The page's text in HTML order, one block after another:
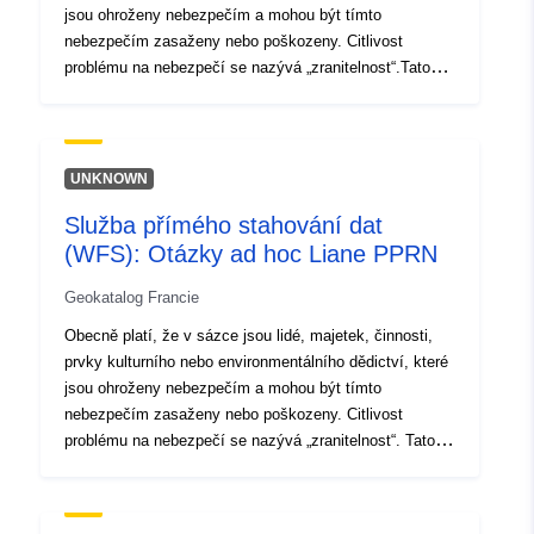
jsou ohroženy nebezpečím a mohou být tímto
nebezpečím zasaženy nebo poškozeny. Citlivost
problému na nebezpečí se nazývá „zranitelnost“.Tato
posouzení závisí na účelu RPP a jeho zranitelnosti vůči
zkoumaným rizikům. Problém PPR lze proto zvážit
nebezpečí. Tyto prvky tvoří základ znalostí o krajinném
pokryvu nezbytné pro rozvoj RPP, ve studijní oblasti
Údaje o těchto otázkách představují fotografii
(figenciální a ne vyčerpávající) majetku a osob
vystavených nebezpečí v době vypracování plánu
prevence rizik. Tyto údaje nejsou po schválení RPP
aktualizovány. V praxi se již nepoužívají: tyto problémy
jsou podle potřeby přepočítány pomocí aktuálních zdrojů
UNKNOWN
Služba přímého stahování dat
(WFS): Otázky ad hoc Liane PPRN
Geokatalog Francie
Obecně platí, že v sázce jsou lidé, majetek, činnosti,
prvky kulturního nebo environmentálního dědictví, které
jsou ohroženy nebezpečím a mohou být tímto
nebezpečím zasaženy nebo poškozeny. Citlivost
problému na nebezpečí se nazývá „zranitelnost“. Tato
jehož posouzení závisí na účelu RPP a jeho